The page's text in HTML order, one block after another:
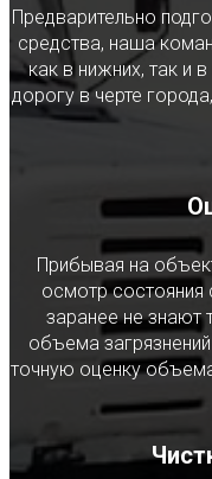
Предварительно
средства, наша
как в нижних, так и
дорогу в черте
Прибывая на
осмотр состояния
заранее не знают
объема
точную оценку